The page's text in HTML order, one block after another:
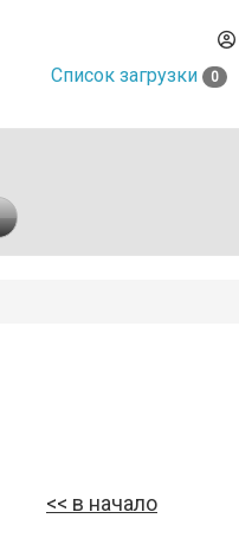
Список загрузки 0
в начало